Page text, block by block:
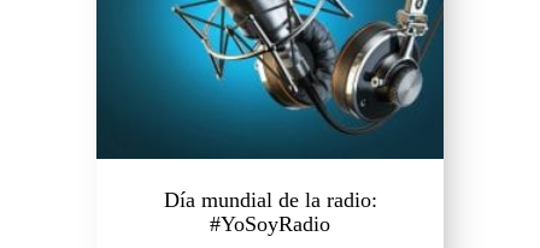
Día mundial de la radio:
#YoSoyRadio